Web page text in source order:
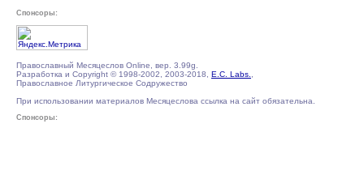
Спонсоры:
Православный Месяцеслов Online, вер. 3.99g.
Разработка и Copyright © 1998-2002, 2003-2018, E.C. Labs.
Православное Литургическое Содружество
При использовании материалов Месяцеслова ссылка на сайт обязательна.
Спонсоры: